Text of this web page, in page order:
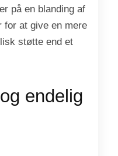
på en blanding af
for at give en mere
støtte end et
endelig